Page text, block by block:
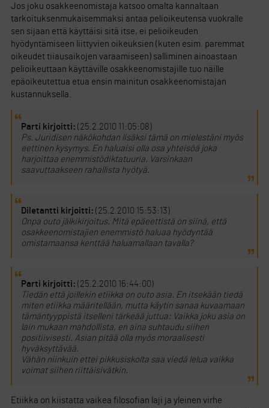
Jos joku osakkeenomistaja katsoo omalta kannaltaan
tarkoituksenmukaisemmaksi antaa pelioikeutensa vuokralle
sen sijaan että käyttäisi sitä itse, ei pelioikeuden
hyödyntämiseen liittyvien oikeuksien (kuten esim. paremmat
oikeudet tiiausaikojen varaamiseen) salliminen ainoastaan
pelioikeuttaan käyttäville osakkeenomistajille tuo näille
epäoikeutettua etua ensin mainitun osakkeenomistajan
kustannuksella.
Parti kirjoitti: (25.2.2010 11:05:08)
Ps. Juridisen näkökohdan lisäksi tämä on mielestäni myös
eettinen kysymys. En haluaisi olla osa yhteisöä joka
harjoittaa enemmistödiktatuuria. Varsinkaan
saavuttaakseen rahallista hyötyä.
Diletantti kirjoitti: (25.2.2010 15:53:13)
Onpa outo jälkikirjoitus. Mitä epäeettistä on siinä, että
osakkeenomistajien enemmistö haluaa hyödyntää
omistamaansa kenttää haluamallaan tavalla?
Parti kirjoitti: (25.2.2010 16:44:00)
Tiedän että joillekin etiikka on outo asia. En itsekään tiedä
miten etiikka määritellään, mutta käytin sanaa kuvaamaan
tämäntyyppistä itselleni tärkeää juttua: Vaikka joku asia on
lain mukaan mahdollista, en aina suhtaudu siihen
positiivisesti. Asian pitää olla myös moraalisesti
hyväksyttävää.
Vähän niinkuin ettei pikkusiskolta saa viedä lelua vaikka
voimat siihen riittäisivätkin.
Etiikka on kiistatta vaikea filosofian laji ja yleinen virhe